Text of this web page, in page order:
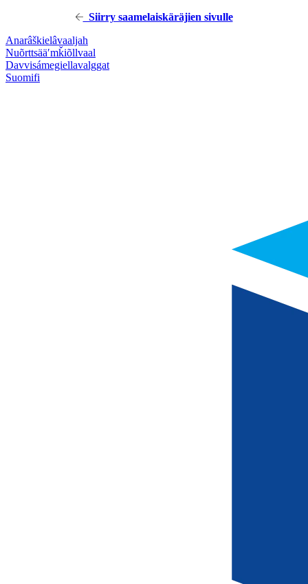
Siirry saamelaiskäräjien sivulle
Anarâškielâvaaljah
Nuõrttsääʹmǩiõllvaal
Davvisámegiellavalggat
Suomifi